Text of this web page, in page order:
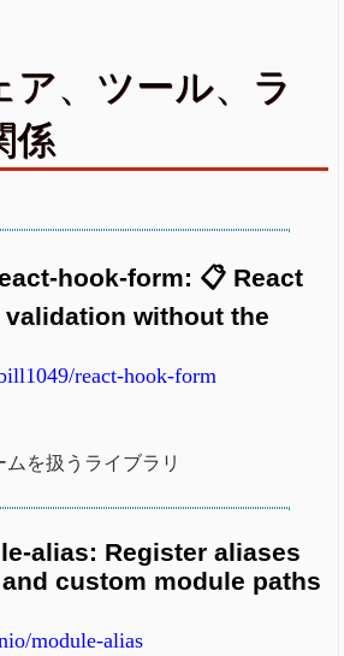
ア、ツール、ラ
係
hook-form: 📋 React
without the
react-hook-form
を扱うライブラリ
alias: Register aliases
custom module paths
module-alias